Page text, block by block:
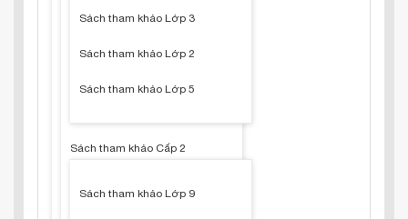
Sách tham khảo Lớp 3
Sách tham khảo Lớp 2
Sách tham khảo Lớp 5
Sách tham khảo Cấp 2
Sách tham khảo Lớp 9